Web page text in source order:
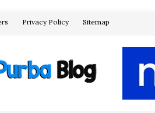
Privacy Policy Sitemap